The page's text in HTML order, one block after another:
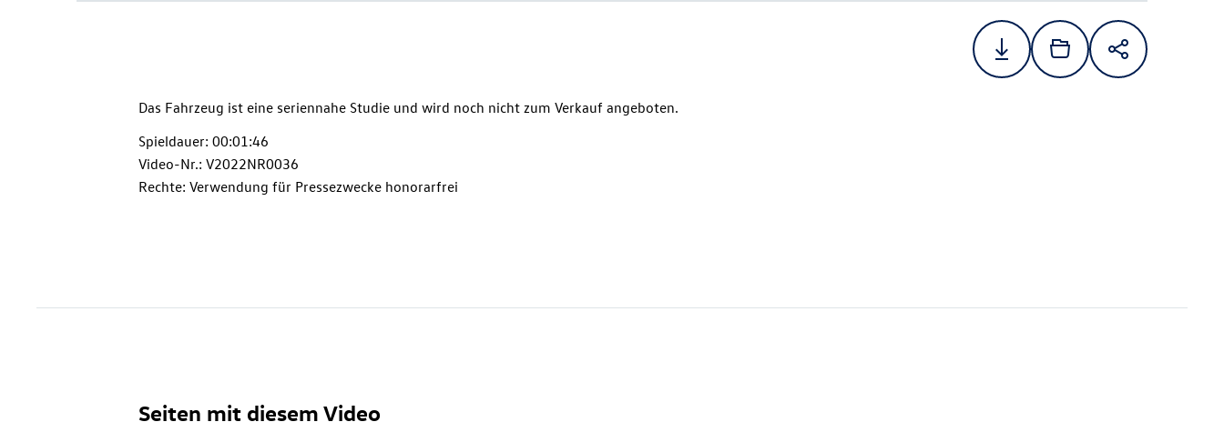
Das Fahrzeug ist eine seriennahe Studie und wird noch nicht zum Verkauf angeboten.
Spieldauer: 00:01:46
Video-Nr.: V2022NR0036
Rechte: Verwendung für Pressezwecke honorarfrei
Seiten mit diesem Video